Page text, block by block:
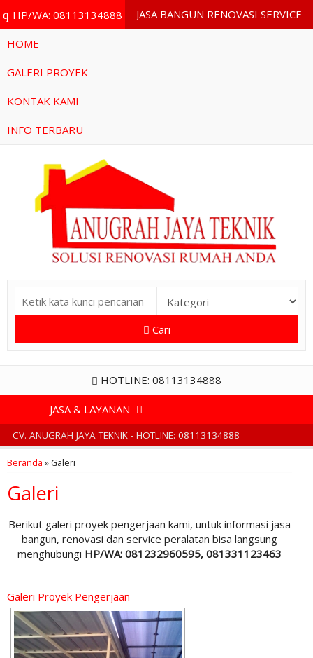
q HP/WA: 08113134888 JASA BANGUN RENOVASI SERVICE
HOME
GALERI PROYEK
KONTAK KAMI
INFO TERBARU
Cari
HOTLINE: 08113134888
JASA & LAYANAN
CV. ANUGRAH JAYA TEKNIK - HOTLINE: 08113134888
Beranda » Galeri
Galeri
Berikut galeri proyek pengerjaan kami, untuk informasi jasa
bangun, renovasi dan service peralatan bisa langsung
menghubungi HP/WA: 081232960595, 081331123463
Galeri Proyek Pengerjaan